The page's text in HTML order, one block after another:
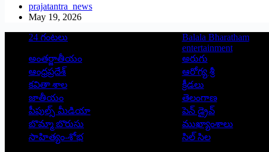
prajatantra_news
May 19, 2026
24 గంటలు
Balala Bharatham
entertainment
అంతర్జాతీయం
అరుగు
ఆంధ్రప్రదేశ్
ఆరోగ్య శ్రీ
కవితా శాల
క్రీడలు
జాతీయం
తెలంగాణ
పీపుల్స్ ‌మీడియా
పెన్ డ్రైవ్
బొమ్మా బొరుసు
ముఖ్యాంశాలు
సాహిత్యం-శోభ
సిల్ సిల